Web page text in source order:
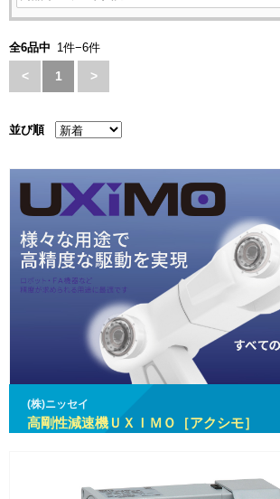
全6品中 1件−6件
< 1 >
並び順
(株)ニッセイ
高剛性減速機ＵＸＩＭＯ［アクシモ］